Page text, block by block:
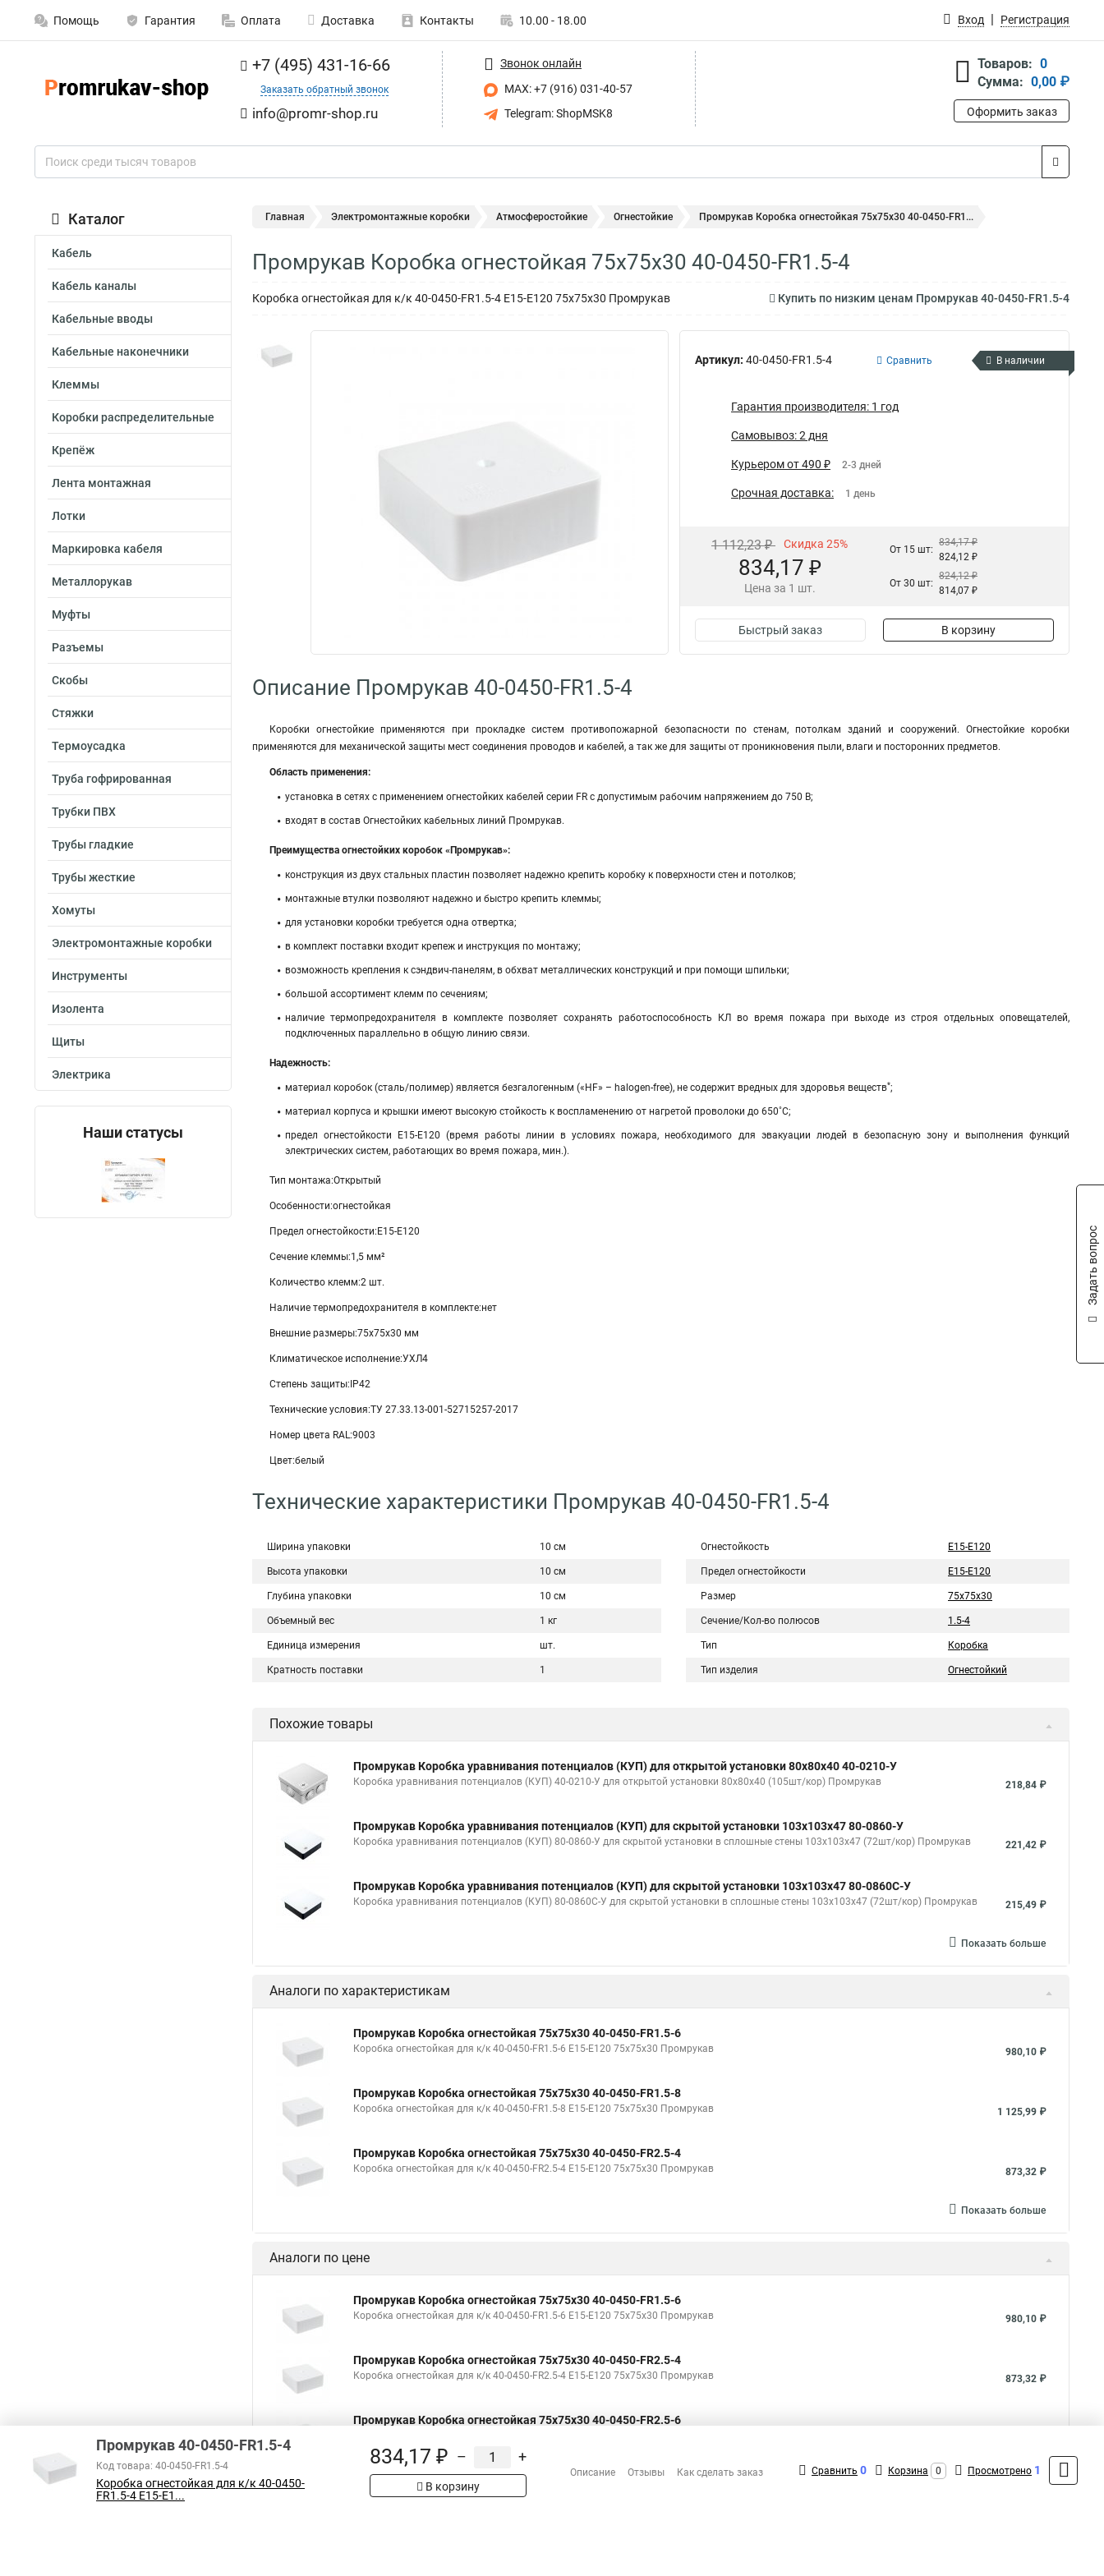
Помощь Гарантия Оплата Доставка Контакты 10.00 - 18.00 Вход Регистрация
+7 (495) 431-16-66
Заказать обратный звонок
info@promr-shop.ru
Звонок онлайн
MAX: +7 (916) 031-40-57
Telegram: ShopMSK8
Товаров: 0
Сумма: 0,00 ₽
Оформить заказ
Каталог
Кабель
Кабель каналы
Кабельные вводы
Кабельные наконечники
Клеммы
Коробки распределительные
Крепёж
Лента монтажная
Лотки
Маркировка кабеля
Металлорукав
Муфты
Разъемы
Скобы
Стяжки
Термоусадка
Труба гофрированная
Трубки ПВХ
Трубы гладкие
Трубы жесткие
Хомуты
Электромонтажные коробки
Инструменты
Изолента
Щиты
Электрика
Наши статусы
Главная Электромонтажные коробки Атмосферостойкие Огнестойкие Промрукав Коробка огнестойкая 75х75х30 40-0450-FR1...
Промрукав Коробка огнестойкая 75х75х30 40-0450-FR1.5-4
Коробка огнестойкая для к/к 40-0450-FR1.5-4 Е15-Е120 75х75х30 Промрукав Купить по низким ценам Промрукав 40-0450-FR1.5-4
Артикул: 40-0450-FR1.5-4 Сравнить В наличии
Гарантия производителя: 1 год
Самовывоз: 2 дня
Курьером от 490 ₽ 2-3 дней
Срочная доставка: 1 день
1 112,23 ₽ Скидка 25%
834,17 ₽
Цена за 1 шт.
От 15 шт:
834,17 ₽
824,12 ₽
От 30 шт:
824,12 ₽
814,07 ₽
Быстрый заказ В корзину
Описание Промрукав 40-0450-FR1.5-4
Коробки огнестойкие применяются при прокладке систем противопожарной безопасности по стенам, потолкам зданий и сооружений. Огнестойкие коробки
применяются для механической защиты мест соединения проводов и кабелей, а так же для защиты от проникновения пыли, влаги и посторонних предметов.
Область применения:
установка в сетях с применением огнестойких кабелей серии FR с допустимым рабочим напряжением до 750 В;
входят в состав Огнестойких кабельных линий Промрукав.
Преимущества огнестойких коробок «Промрукав»:
конструкция из двух стальных пластин позволяет надежно крепить коробку к поверхности стен и потолков;
монтажные втулки позволяют надежно и быстро крепить клеммы;
для установки коробки требуется одна отвертка;
в комплект поставки входит крепеж и инструкция по монтажу;
возможность крепления к сэндвич-панелям, в обхват металлических конструкций и при помощи шпильки;
большой ассортимент клемм по сечениям;
наличие термопредохранителя в комплекте позволяет сохранять работоспособность КЛ во время пожара при выходе из строя отдельных оповещателей,
подключенных параллельно в общую линию связи.
Надежность:
материал коробок (сталь/полимер) является безгалогенным («HF» – halogen-free), не содержит вредных для здоровья веществ*;
материал корпуса и крышки имеют высокую стойкость к воспламенению от нагретой проволоки до 650˚С;
предел огнестойкости Е15-Е120 (время работы линии в условиях пожара, необходимого для эвакуации людей в безопасную зону и выполнения функций
электрических систем, работающих во время пожара, мин.).
Тип монтажа:Открытый
Особенности:огнестойкая
Предел огнестойкости:Е15-Е120
Сечение клеммы:1,5 мм²
Количество клемм:2 шт.
Наличие термопредохранителя в комплекте:нет
Внешние размеры:75х75х30 мм
Климатическое исполнение:УХЛ4
Степень защиты:IP42
Технические условия:ТУ 27.33.13-001-52715257-2017
Номер цвета RAL:9003
Цвет:белый
Технические характеристики Промрукав 40-0450-FR1.5-4
Ширина упаковки 10 см
Высота упаковки 10 см
Глубина упаковки 10 см
Объемный вес 1 кг
Единица измерения шт.
Кратность поставки 1
Огнестойкость Е15-Е120
Предел огнестойкости Е15-Е120
Размер 75х75х30
Сечение/Кол-во полюсов 1.5-4
Тип Коробка
Тип изделия Огнестойкий
Похожие товары
Промрукав Коробка уравнивания потенциалов (КУП) для открытой установки 80х80х40 40-0210-У
Коробка уравнивания потенциалов (КУП) 40-0210-У для открытой установки 80х80х40 (105шт/кор) Промрукав 218,84 ₽
Промрукав Коробка уравнивания потенциалов (КУП) для скрытой установки 103х103х47 80-0860-У
Коробка уравнивания потенциалов (КУП) 80-0860-У для скрытой установки в сплошные стены 103х103х47 (72шт/кор) Промрукав 221,42 ₽
Промрукав Коробка уравнивания потенциалов (КУП) для скрытой установки 103х103х47 80-0860С-У
Коробка уравнивания потенциалов (КУП) 80-0860С-У для скрытой установки в сплошные стены 103х103х47 (72шт/кор) Промрукав 215,49 ₽
Показать больше
Аналоги по характеристикам
Промрукав Коробка огнестойкая 75х75х30 40-0450-FR1.5-6
Коробка огнестойкая для к/к 40-0450-FR1.5-6 Е15-Е120 75х75х30 Промрукав 980,10 ₽
Промрукав Коробка огнестойкая 75х75х30 40-0450-FR1.5-8
Коробка огнестойкая для к/к 40-0450-FR1.5-8 Е15-Е120 75х75х30 Промрукав 1 125,99 ₽
Промрукав Коробка огнестойкая 75х75х30 40-0450-FR2.5-4
Коробка огнестойкая для к/к 40-0450-FR2.5-4 Е15-Е120 75х75х30 Промрукав 873,32 ₽
Показать больше
Аналоги по цене
Промрукав Коробка огнестойкая 75х75х30 40-0450-FR1.5-6
Коробка огнестойкая для к/к 40-0450-FR1.5-6 Е15-Е120 75х75х30 Промрукав 980,10 ₽
Промрукав Коробка огнестойкая 75х75х30 40-0450-FR2.5-4
Коробка огнестойкая для к/к 40-0450-FR2.5-4 Е15-Е120 75х75х30 Промрукав 873,32 ₽
Промрукав Коробка огнестойкая 75х75х30 40-0450-FR2.5-6
Показать больше
Промрукав 40-0450-FR1.5-4
Код товара: 40-0450-FR1.5-4
Коробка огнестойкая для к/к 40-0450-
FR1.5-4 Е15-Е1...
834,17 ₽ – +
В корзину
Описание Отзывы Как сделать заказ Сравнить 0 Корзина 0 Просмотрено 1
Задать вопрос